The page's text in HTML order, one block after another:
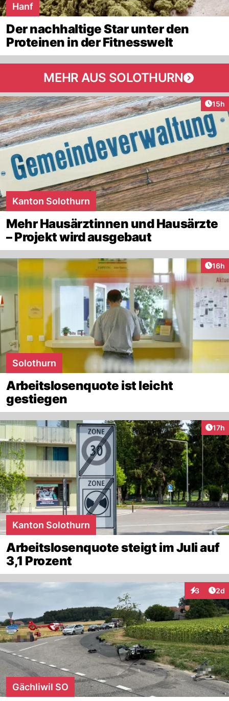
Hanf
Der nachhaltige Star unter den
Proteinen in der Fitnesswelt
MEHR AUS SOLOTHURN
15h
Kanton Solothurn
Mehr Hausärztinnen und Hausärzte
– Projekt wird ausgebaut
16h
Solothurn
Arbeitslosenquote ist leicht
gestiegen
17h
Kanton Solothurn
Arbeitslosenquote steigt im Juli auf
3,1 Prozent
3 2d
Gächliwil SO